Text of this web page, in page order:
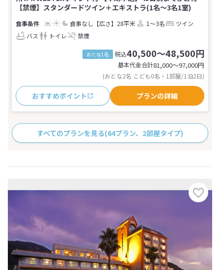
【禁煙】スタンダードツイン＋エキストラ(1名～3名1室)
食事なし 【広さ】28平米 1～3名
ツイン
バス
トイレ 禁煙
おとな1名 税込40,500～48,500円
基本代金合計81,000〜97,000円
(おとな2名 こども0名・1部屋/1泊2日)
おすすめポイント プランの詳細
すべてのプランを見る(64プラン、2部屋タイプ)